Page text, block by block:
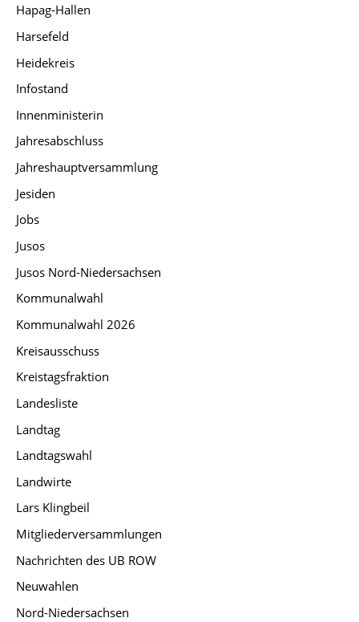
Hapag-Hallen
Harsefeld
Heidekreis
Infostand
Innenministerin
Jahresabschluss
Jahreshauptversammlung
Jesiden
Jobs
Jusos
Jusos Nord-Niedersachsen
Kommunalwahl
Kommunalwahl 2026
Kreisausschuss
Kreistagsfraktion
Landesliste
Landtag
Landtagswahl
Landwirte
Lars Klingbeil
Mitgliederversammlungen
Nachrichten des UB ROW
Neuwahlen
Nord-Niedersachsen